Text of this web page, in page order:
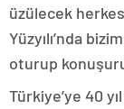
üzülecek
Yüzyılı’nda
oturup
Türkiye’ye 40